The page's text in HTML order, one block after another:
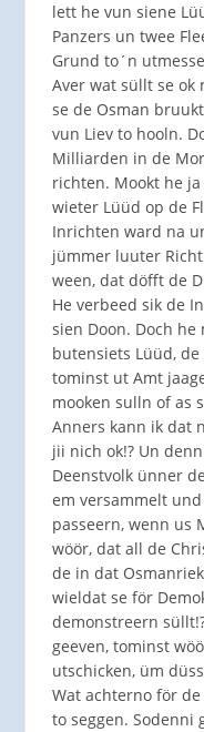
lett he vun siene
Panzers un twee
Grund to´n
Aver wat süllt se ok
se de Osman
vun Liev to hooln.
Milliarden in de
richten. Mookt he
wieter Lüüd op de
Inrichten ward na
jümmer luuter
ween, dat döfft de
He verbeed sik de
sien Doon. Doch
butensiets Lüüd,
tominst ut Amt
mooken sulln of as
Anners kann ik dat
jii nich ok!? Un
Deenstvolk ünner
em versammelt
passeern, wenn us
wöör, dat all de
de in dat
wieldat se för
demonstreern
geeven, tominst
utschicken, üm
Wat achterno för
to seggen. Sodenni